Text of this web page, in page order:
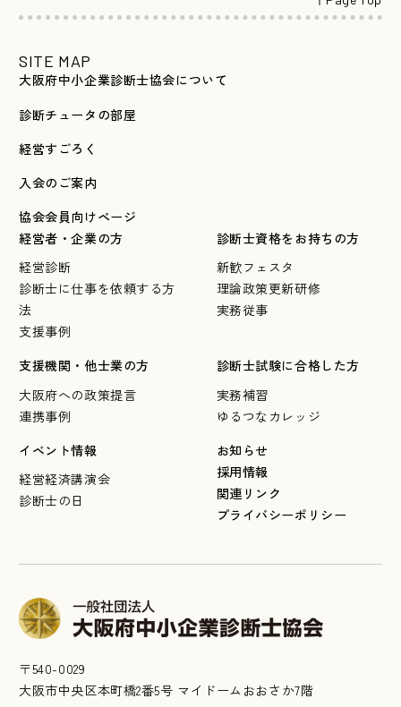
SITE MAP
大阪府中小企業診断士協会について
診断チュータの部屋
経営すごろく
入会のご案内
協会会員向けページ
経営者・企業の方
経営診断
診断士に仕事を依頼する方
法
支援事例
診断士資格をお持ちの方
新歓フェスタ
理論政策更新研修
実務従事
支援機関・他士業の方
大阪府への政策提言
連携事例
診断士試験に合格した方
実務補習
ゆるつなカレッジ
イベント情報
経営経済講演会
診断士の日
お知らせ
採用情報
関連リンク
プライバシーポリシー
〒540-0029
大阪市中央区本町橋2番5号 マイドームおおさか7階